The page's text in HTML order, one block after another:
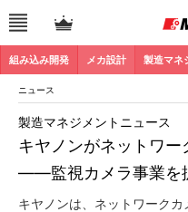
組み込み開発 メカ設計 製造マネ
ニュース
キヤノンがネットワー
――監視カメラ事業を
製造マネジメントニュース
キヤノンは、ネットワーク